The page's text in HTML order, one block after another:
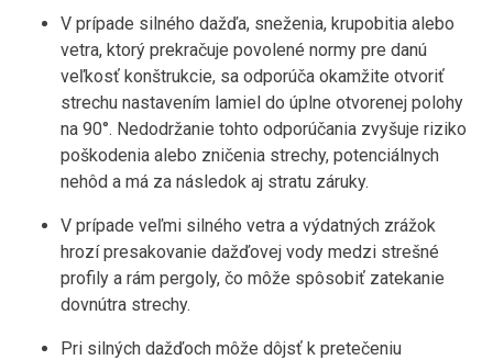
V prípade silného dažďa, sneženia, krupobitia alebo
vetra, ktorý prekračuje povolené normy pre danú
veľkosť konštrukcie, sa odporúča okamžite otvoriť
strechu nastavením lamiel do úplne otvorenej polohy
na 90°. Nedodržanie tohto odporúčania zvyšuje riziko
poškodenia alebo zničenia strechy, potenciálnych
nehôd a má za následok aj stratu záruky.
V prípade veľmi silného vetra a výdatných zrážok
hrozí presakovanie dažďovej vody medzi strešné
profily a rám pergoly, čo môže spôsobiť zatekanie
dovnútra strechy.
Pri silných dažďoch môže dôjsť k pretečeniu